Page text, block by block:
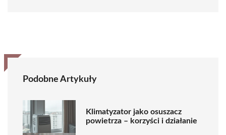
Podobne Artykuły
Klimatyzator jako osuszacz
powietrza – korzyści i działanie